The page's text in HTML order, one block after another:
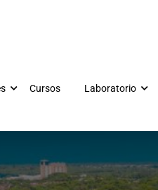
Cursos Laboratorio